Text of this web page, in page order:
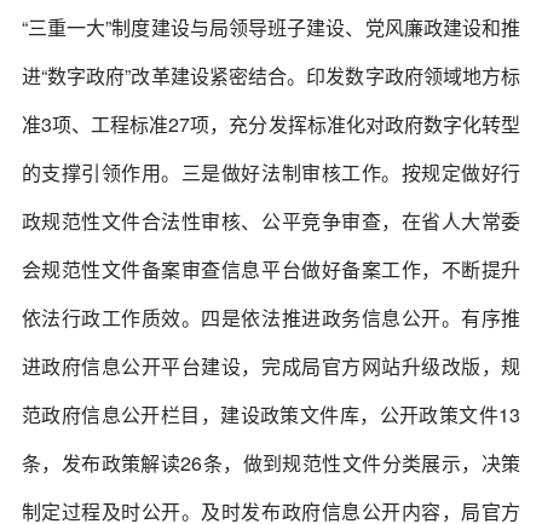
“三重一大”制度建设与局领导班子建设、党风廉政建设和推
进“数字政府”改革建设紧密结合。印发数字政府领域地方标
准3项、工程标准27项，充分发挥标准化对政府数字化转型
的支撑引领作用。三是做好法制审核工作。按规定做好行
政规范性文件合法性审核、公平竞争审查，在省人大常委
会规范性文件备案审查信息平台做好备案工作，不断提升
依法行政工作质效。四是依法推进政务信息公开。有序推
进政府信息公开平台建设，完成局官方网站升级改版，规
范政府信息公开栏目，建设政策文件库，公开政策文件13
条，发布政策解读26条，做到规范性文件分类展示，决策
制定过程及时公开。及时发布政府信息公开内容，局官方